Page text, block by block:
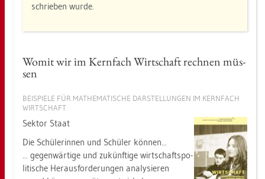
schrie­ben wurde.
Womit wir im Kern­fach Wirt­schaft rech­nen müs­
sen
BEI­SPIE­LE FÜR MA­THE­MA­TI­SCHE DAR­STEL­LUN­GEN IM KERN­FACH
WIRT­SCHAFT
Sek­tor Staat
Die Schü­le­rin­nen und Schü­ler kön­nen...
... ge­gen­wär­ti­ge und zu­künf­ti­ge wirt­schafts­po­
li­ti­sche Her­aus­for­de­run­gen ana­ly­sie­ren